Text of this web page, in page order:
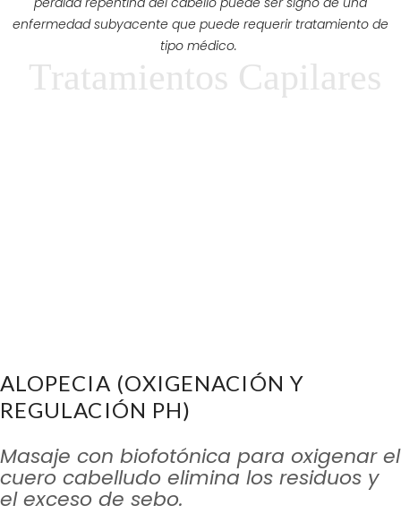
enfermedad subyacente que puede requerir tratamiento de
tipo médico.
Tratamientos Capilares
TRATAMIENTOS CAPILARES
ALOPECIA (OXIGENACIÓN Y
REGULACIÓN PH)
Masaje con biofotónica para oxigenar el
cuero cabelludo elimina los residuos y
el exceso de sebo.